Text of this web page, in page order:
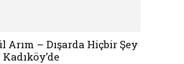
Arım – Dışarda Hiçbir Şey